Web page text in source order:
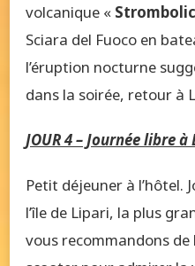
volcanique «
Sciara del Fuoco en
l’éruption nocturne
dans la soirée, retour à
JOUR 4 – Journée libre
Petit déjeuner à l’hôtel.
l’île de Lipari, la plus
vous recommandons